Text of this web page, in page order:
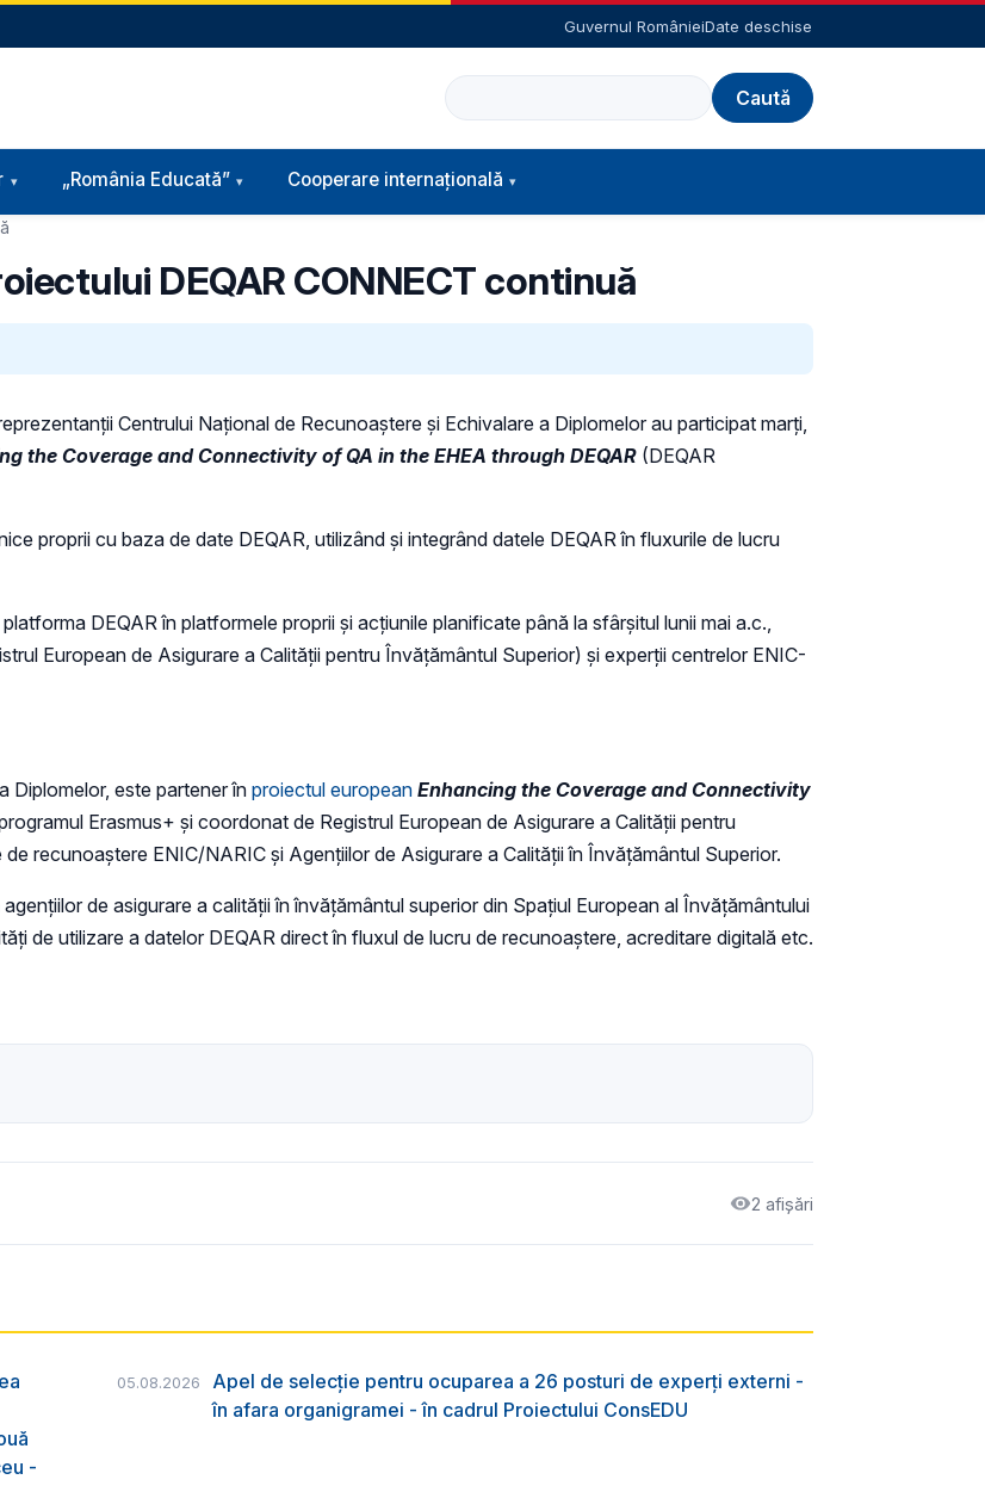
Guvernul RomânieiDate deschise
Caută
„România Educată” Cooperare internațională
DEQAR CONNECT continuă
Centrului Național de Recunoaștere și Echivalare a Diplomelor au participat marți,
the Coverage and Connectivity of QA in the EHEA through DEQAR (DEQAR
proprii cu baza de date DEQAR, utilizând și integrând datele DEQAR în fluxurile de lucru
DEQAR în platformele proprii și acțiunile planificate până la sfârșitul lunii mai a.c.,
European de Asigurare a Calității pentru Învățământul Superior) și experții centrelor ENIC-
Diplomelor, este partener în proiectul european Enhancing the Coverage and Connectivity
Erasmus+ și coordonat de Registrul European de Asigurare a Calității pentru
recunoaștere ENIC/NARIC și Agențiilor de Asigurare a Calității în Învățământul Superior.
de asigurare a calității în învățământul superior din Spațiul European al Învățământului
de utilizare a datelor DEQAR direct în fluxul de lucru de recunoaștere, acreditare digitală etc.
2 afișări
-
05.08.2026
Apel de selecție pentru ocuparea a 26 posturi de experți externi -
în afara organigramei - în cadrul Proiectului ConsEDU